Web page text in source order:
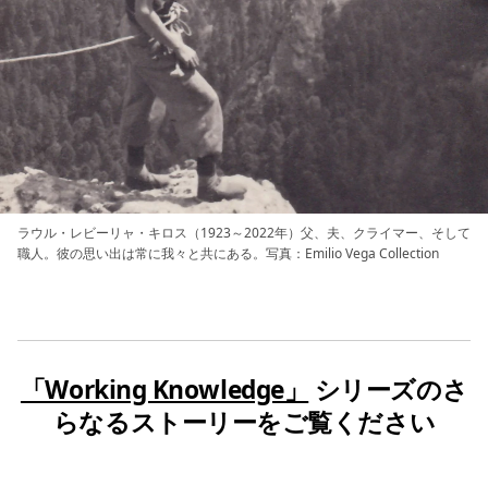
ラウル・レビーリャ・キロス（1923～2022年）父、夫、クライマー、そして
職人。彼の思い出は常に我々と共にある。写真：Emilio Vega Collection
「Working Knowledge」
シリーズのさ
らなるストーリーをご覧ください